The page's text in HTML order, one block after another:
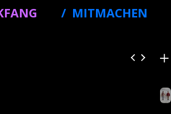
MITMACHEN